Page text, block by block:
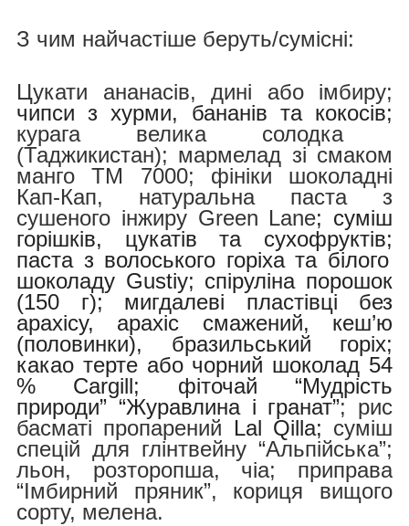
З чим найчастіше беруть/cумісні:
Цукати ананасів, дині або імбиру;
чипси з хурми, бананів та кокосів;
курага велика солодка
(Таджикистан); мармелад зі смаком
манго ТМ 7000; фініки шоколадні
Кап-Кап, натуральна паста з
сушеного інжиру Green Lane; суміш
горішків, цукатів та сухофруктів;
паста з волоського горіха та білого
шоколаду Gustiy; спіруліна порошок
(150 г); мигдалеві пластівці без
арахісу, арахіс смажений, кеш’ю
(половинки), бразильський горіх;
какао терте або чорний шоколад 54
% Cargill; фіточай “Мудрість
природи” “Журавлина і гранат”; рис
басматі пропарений Lal Qilla; суміш
спецій для глінтвейну “Альпійська”;
льон, розторопша, чіа; приправа
“Імбирний пряник”, кориця вищого
сорту, мелена.